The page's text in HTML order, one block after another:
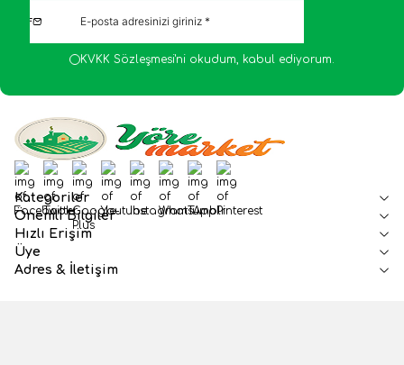
KVKK Sözleşmesi'niokudum, kabul ediyorum.
Facebook
TwitterGoogle-Plus
YoutubeInstagram
WhatsApp
TumblrPinterest
Kategoriler
Önemli Bilgiler
Hızlı Erişim
Üye
Adres & İletişim